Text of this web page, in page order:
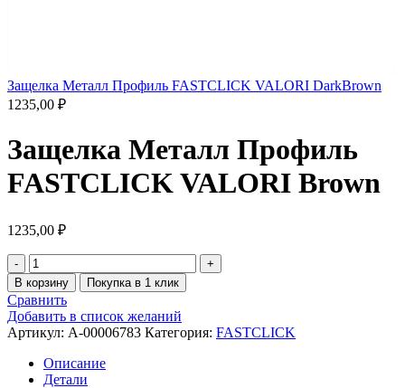
Защелка Металл Профиль FASTCLICK VALORI DarkBrown
1235,00 ₽
Защелка Металл Профиль
FASTCLICK VALORI Brown
1235,00 ₽
В корзину Покупка в 1 клик
Сравнить
Добавить в список желаний
Артикул: A-00006783 Категория: FASTCLICK
Описание
Детали